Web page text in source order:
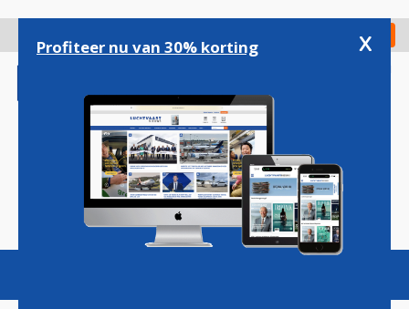
gaan
Check in
Magazine Podcasts Vacatures
Profiteer nu van 30% korting x